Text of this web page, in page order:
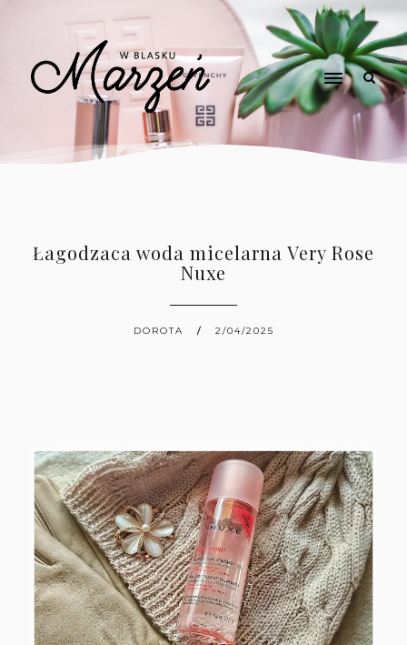
Łagodzaca woda micelarna Very Rose
Nuxe
DOROTA 2/04/2025